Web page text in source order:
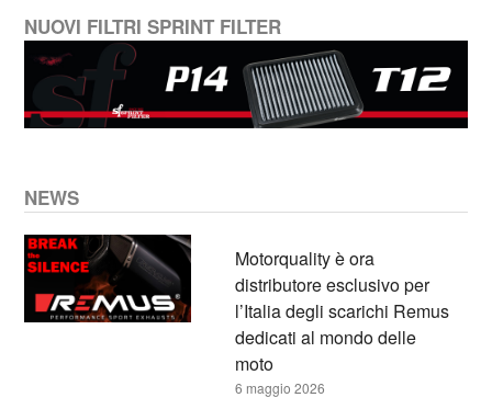
NUOVI FILTRI SPRINT FILTER
NEWS
Motorquality è ora
distributore esclusivo per
l’Italia degli scarichi Remus
dedicati al mondo delle
moto
6 maggio 2026